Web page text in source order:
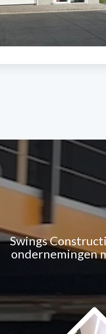
Swings
ondernemingen